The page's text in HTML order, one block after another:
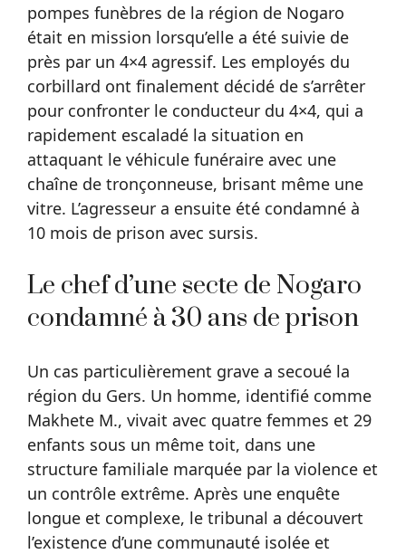
pompes funèbres de la région de Nogaro
était en mission lorsqu’elle a été suivie de
près par un 4×4 agressif. Les employés du
corbillard ont finalement décidé de s’arrêter
pour confronter le conducteur du 4×4, qui a
rapidement escaladé la situation en
attaquant le véhicule funéraire avec une
chaîne de tronçonneuse, brisant même une
vitre. L’agresseur a ensuite été condamné à
10 mois de prison avec sursis.
Le chef d’une secte de Nogaro
condamné à 30 ans de prison
Un cas particulièrement grave a secoué la
région du Gers. Un homme, identifié comme
Makhete M., vivait avec quatre femmes et 29
enfants sous un même toit, dans une
structure familiale marquée par la violence et
un contrôle extrême. Après une enquête
longue et complexe, le tribunal a découvert
l’existence d’une communauté isolée et